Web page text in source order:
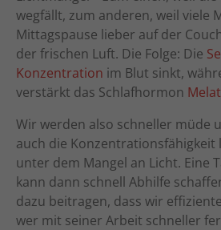
wegfällt, zum anderen, weil viele
Mittagspause lieber auf der
der frischen Luft. Die Folge: Die
Konzentration im Blut sinkt,
verstärkt das Schlafhormon
Wir werden also schneller müde
auch die Konzentrationsfähigkeit
unter dem Mangel an Licht. Eine
kann dann schnell Abhilfe
dazu beitragen, dass wir
wer mit seiner Arbeit schneller